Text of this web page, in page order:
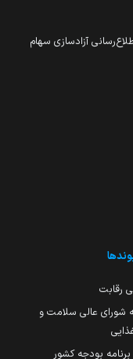
آزادسازی سهام
رقابت
شورای عالی سلامت و
بودجه کشور